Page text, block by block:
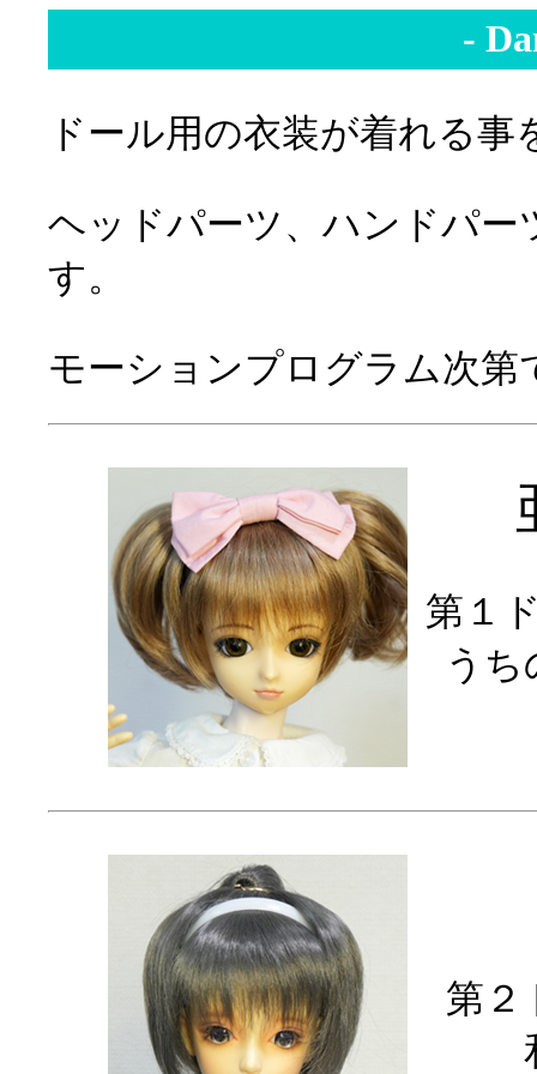
-
ドール用の衣装が着れる
ヘッドパーツ、ハンドパ
す。
モーションプログラム次
第１
う
第２